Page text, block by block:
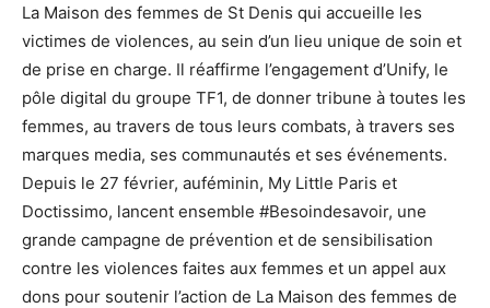
La Maison des femmes de St Denis qui accueille les
victimes de violences, au sein d’un lieu unique de soin et
de prise en charge. Il réaffirme l’engagement d’Unify, le
pôle digital du groupe TF1, de donner tribune à toutes les
femmes, au travers de tous leurs combats, à travers ses
marques media, ses communautés et ses événements.
Depuis le 27 février, auféminin, My Little Paris et
Doctissimo, lancent ensemble #Besoindesavoir, une
grande campagne de prévention et de sensibilisation
contre les violences faites aux femmes et un appel aux
dons pour soutenir l’action de La Maison des femmes de